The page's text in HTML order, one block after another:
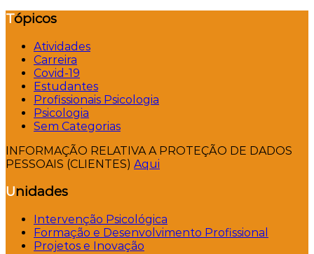
artigos
Tópicos
Atividades
Carreira
Covid-19
Estudantes
Profissionais Psicologia
Psicologia
Sem Categorias
INFORMAÇÃO RELATIVA A PROTEÇÃO DE DADOS
PESSOAIS (CLIENTES) Aqui
Unidades
Intervenção Psicológica
Formação e Desenvolvimento Profissional
Projetos e Inovação